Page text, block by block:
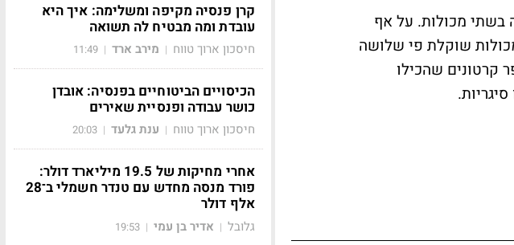
הצהרה על יבוא של 236 מכונות כביסה בשתי מכולות. על אף
כי אחת מהמכולות שוקלת פי שלושה
קרטונים שהכילו
קרן פנסיה מקיפה ומשלימה: איך היא
עובדת ומה מבטיח לה תשואה
חיסכון ארוך טווח | מירב ארד |
11:49
הכיסויים הביטוחיים בפנסיה: אובדן
כושר עבודה ופנסיית שאירים
חיסכון ארוך טווח | ענת גלעד |
20:03
אחרי מחיקות של 19.5 מיליארד דולר:
פורד מנסה מחדש עם טנדר חשמלי ב־28
אלף דולר
גלובל | אדיר בן עמי |
19:53